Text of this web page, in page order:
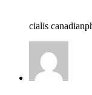
cialis